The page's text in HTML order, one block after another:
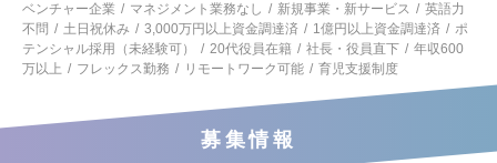
ベンチャー企業
マネジメント業務なし 新規事業・新サービス
英語力
不問
土日祝休み 3,000万円以上資金調達済 1億円以上資金調達済
ポ
テンシャル採用（未経験可）
20代役員在籍 社長・役員直下
年収600
万以上
フレックス勤務 リモートワーク可能 育児支援制度
募集情報